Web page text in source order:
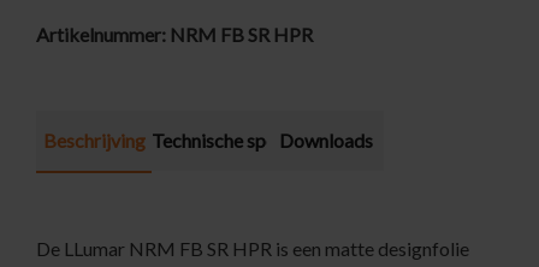
Artikelnummer: NRM FB SR HPR
Beschrijving Technische specificatie
Downloads
De LLumar NRM FB SR HPR is een matte designfolie